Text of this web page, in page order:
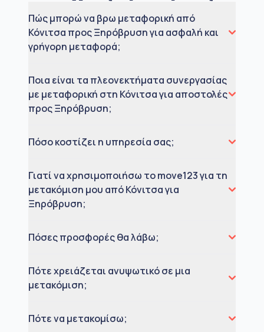
Πώς μπορώ να βρω μεταφορική από
Κόνιτσα προς Ξηρόβρυση για ασφαλή και
γρήγορη μεταφορά;
Ποια είναι τα πλεονεκτήματα συνεργασίας
με μεταφορική στη Κόνιτσα για αποστολές
προς Ξηρόβρυση;
Πόσο κοστίζει η υπηρεσία σας;
Γιατί να χρησιμοποιήσω το move123 για τη
μετακόμιση μου από Κόνιτσα για
Ξηρόβρυση;
Πόσες προσφορές θα λάβω;
Πότε χρειάζεται ανυψωτικό σε μια
μετακόμιση;
Πότε να μετακομίσω;